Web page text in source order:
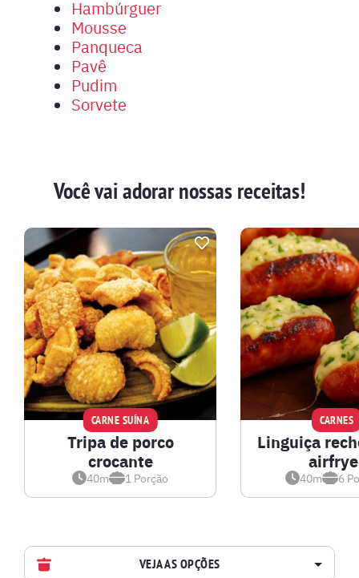
Hambúrguer
Mousse
Panqueca
Pavê
Pudim
Sorvete
Você vai adorar nossas receitas!
CARNE SUÍNA
Tripa de porco
crocante
40m 1 Porção
CARNES
Linguiça
40m 6
VEJA AS OPÇÕES